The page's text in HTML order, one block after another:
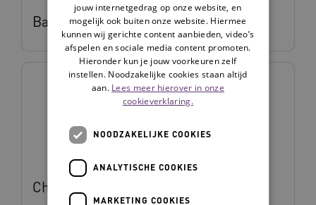
Bart van Mierlo
Charlotte Lina
jouw internetgedrag op onze website, en
mogelijk ook buiten onze website. Hiermee
kunnen wij gerichte content aanbieden, video’s
afspelen en sociale media content promoten.
Hieronder kun je jouw voorkeuren zelf
instellen. Noodzakelijke cookies staan altijd
aan. Lees meer hierover in onze
cookieverklaring.
NOODZAKELIJKE COOKIES
ANALYTISCHE COOKIES
MARKETING COOKIES